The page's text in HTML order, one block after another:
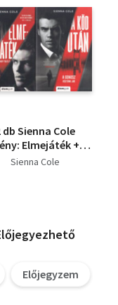
db Sienna Cole
Elmejáték + A
köd után
Sienna Cole
Előjegyzem